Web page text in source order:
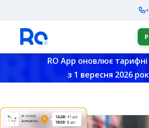
RO App оновлює
з 1 вересня 2026